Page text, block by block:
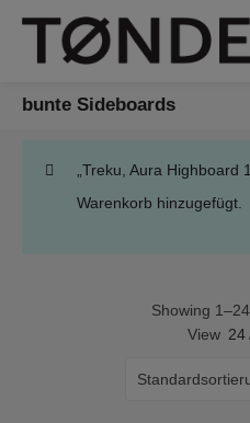
bunte Sideboards
„Treku, Aura Highboard
Warenkorb hinzugefügt.
Showing
View 24